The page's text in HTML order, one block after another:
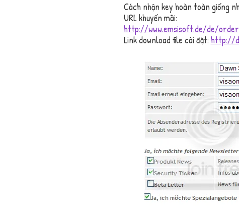
Cách nhận key hoàn toàn giống
URL khuyến mãi:
http://www.emsisoft.de/de/
Link download file cài đặt: http://